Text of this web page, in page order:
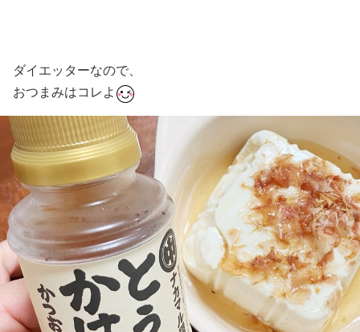
ダイエッターなので、
おつまみはコレよ